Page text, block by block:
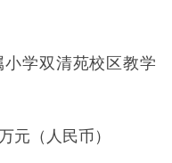
学双清苑校区教学
元（人民币）